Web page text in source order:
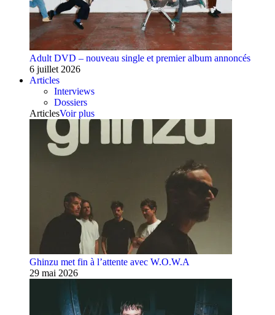
Adult DVD – nouveau single et premier album annoncés
6 juillet 2026
Articles
Interviews
Dossiers
ArticlesVoir plus
Ghinzu met fin à l’attente avec W.O.W.A
29 mai 2026